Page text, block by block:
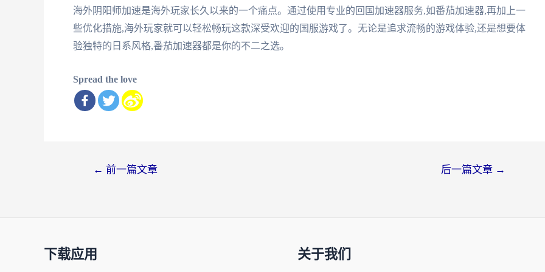
海外阴阳师加速是海外玩家长久以来的一个痛点。通过使用专业的回国加速器服务,如番茄加速器,再加上一
些优化措施,海外玩家就可以轻松畅玩这款深受欢迎的国服游戏了。无论是追求流畅的游戏体验,还是想要体
验独特的日系风格,番茄加速器都是你的不二之选。
Spread the love
← 前一篇文章 后一篇文章 →
下载应用 关于我们